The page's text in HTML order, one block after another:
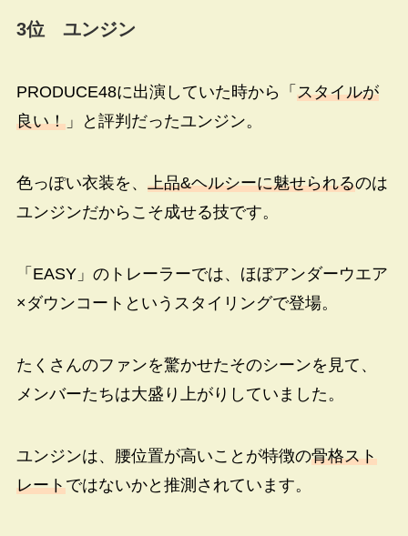
3位 ユンジン
PRODUCE48に出演していた時から「 スタイルが
良い！」と評判だったユンジン。
色っぽい衣装を、 上品&ヘルシーに魅せられるのは
ユンジンだからこそ成せる技です。
「EASY」のトレーラーでは、ほぼアンダーウエア
×ダウンコートというスタイリングで登場。
たくさんのファンを驚かせたそのシーンを見て、
メンバーたちは大盛り上がりしていました。
ユンジンは、腰位置が高いことが特徴の骨格スト
レートではないかと推測されています。